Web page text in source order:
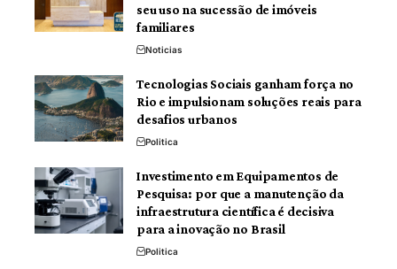
seu uso na sucessão de imóveis
familiares
Noticias
Tecnologias Sociais ganham força no
Rio e impulsionam soluções reais para
desafios urbanos
Politica
Investimento em Equipamentos de
Pesquisa: por que a manutenção da
infraestrutura científica é decisiva
para a inovação no Brasil
Politica